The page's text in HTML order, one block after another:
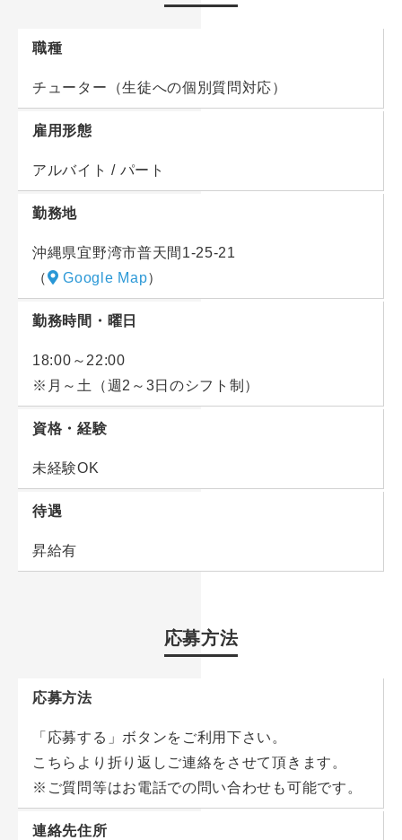
「少ない日数で頑張りたい」
そんな方にピッタリですよ♪
新人さんもすぐに馴染める環境です★
職種
チューター（生徒への個別質問対応）
雇用形態
アルバイト / パート
勤務地
沖縄県宜野湾市普天間1-25-21
（
Google Map）
勤務時間・曜日
18:00～22:00
※月～土（週2～3日のシフト制）
資格・経験
未経験OK
待遇
昇給有
応募方法
応募方法
「応募する」ボタンをご利用下さい。
こちらより折り返しご連絡をさせて頂きます。
※ご質問等はお電話での問い合わせも可能です。
連絡先住所